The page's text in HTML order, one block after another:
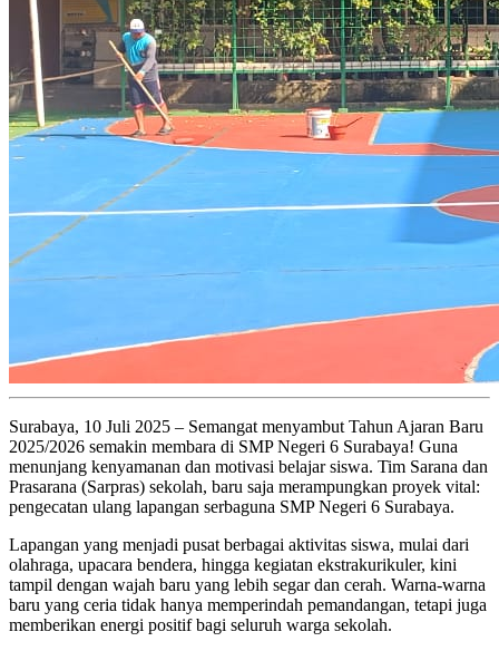
Surabaya, 10 Juli 2025 – Semangat menyambut Tahun Ajaran Baru
2025/2026 semakin membara di SMP Negeri 6 Surabaya! Guna
menunjang kenyamanan dan motivasi belajar siswa. Tim Sarana dan
Prasarana (Sarpras) sekolah, baru saja merampungkan proyek vital:
pengecatan ulang lapangan serbaguna SMP Negeri 6 Surabaya.
Lapangan yang menjadi pusat berbagai aktivitas siswa, mulai dari
olahraga, upacara bendera, hingga kegiatan ekstrakurikuler, kini
tampil dengan wajah baru yang lebih segar dan cerah. Warna-warna
baru yang ceria tidak hanya memperindah pemandangan, tetapi juga
memberikan energi positif bagi seluruh warga sekolah.